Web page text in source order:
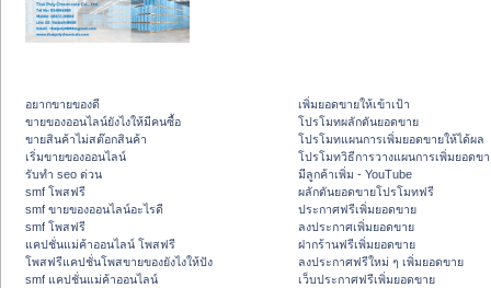
อยากขายของดี
ขายของออนไลน์ยังไงให้มีคนซื้อ
ขายสินค้าไม่สต๊อกสินค้า
เริ่มขายของออนไลน์
รับทำ seo ด่วน
smf โพสฟรี
smf ขายของออนไลน์อะไรดี
smf โพสฟรี
แคปชั่นแม่ค้าออนไลน์ โพสฟรี
โพสฟรีแคปชั่นโพสขายของยังไงให้ปัง
smf แคปชั่นแม่ค้าออนไลน์
เพิ่มยอดขายให้เข้าเป้า
โปรโมทผลักดันยอดขาย
โปรโมทแผนการเพิ่มยอดขายให้ได้ผล
โปรโมทวิธีการวางแผนการเพิ่มยอดข
มีลูกค้าเพิ่ม - YouTube
ผลักดันยอดขายโปรโมทฟรี
ประกาศฟรีเพิ่มยอดขาย
ลงประกาศเพิ่มยอดขาย
ฝากร้านฟรีเพิ่มยอดขาย
ลงประกาศฟรีใหม่ ๆ เพิ่มยอดขาย
เว็บประกาศฟรีเพิ่มยอดขาย